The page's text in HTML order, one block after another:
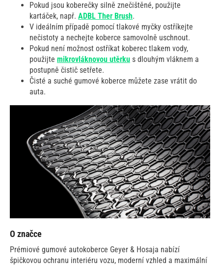
Pokud jsou koberečky silně znečištěné, použijte
kartáček, např. ADBL Ther Brush.
V ideálním případě pomocí tlakové myčky ostříkejte
nečistoty a nechejte koberce samovolně uschnout.
Pokud není možnost ostříkat koberec tlakem vody,
použijte mikrovláknovou utěrku s dlouhým vláknem a
postupně čistič setřete.
Čisté a suché gumové koberce můžete zase vrátit do
auta.
O značce
Prémiové gumové autokoberce Geyer & Hosaja nabízí
špičkovou ochranu interiéru vozu, moderní vzhled a maximální